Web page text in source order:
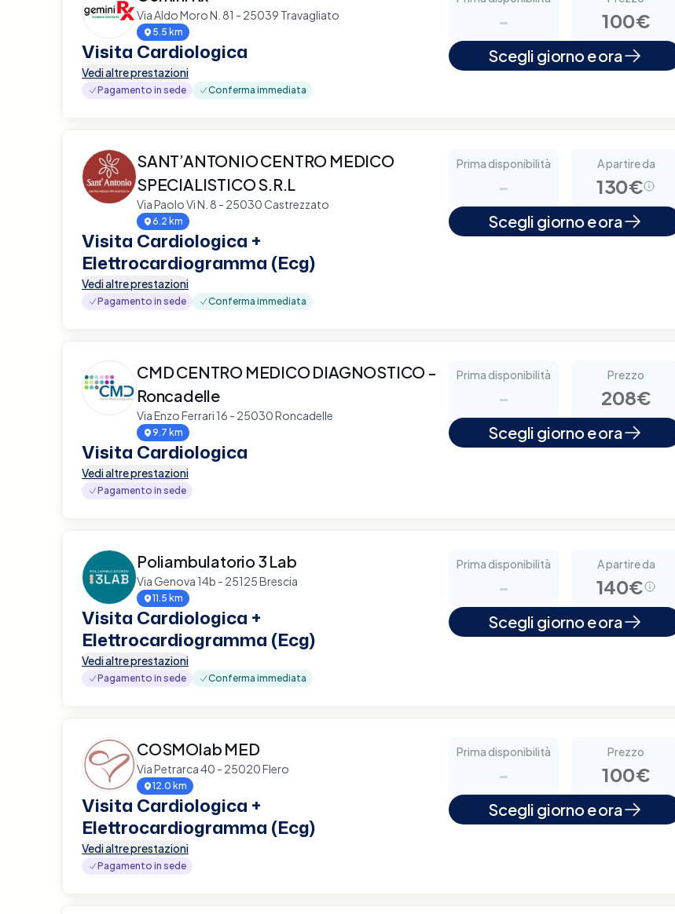
Via Aldo Moro N. 81 - 25039 Travagliato
5.5 km
Visita Cardiologica
Vedi altre prestazioni
Pagamento in sede Conferma immediata
- 100€
Scegli giorno e ora
SANT’ANTONIO CENTRO MEDICO
SPECIALISTICO S.R.L
Via Paolo Vi N. 8 - 25030 Castrezzato
6.2 km
Visita Cardiologica +
Elettrocardiogramma (Ecg)
Vedi altre prestazioni
Pagamento in sede Conferma immediata
Prima disponibilità
-
A partire da
130€
Scegli giorno e ora
CMD CENTRO MEDICO DIAGNOSTICO -
Roncadelle
Via Enzo Ferrari 16 - 25030 Roncadelle
9.7 km
Visita Cardiologica
Vedi altre prestazioni
Pagamento in sede
Prima disponibilità
-
Prezzo
208€
Scegli giorno e ora
Poliambulatorio 3 Lab
Via Genova 14b - 25125 Brescia
11.5 km
Visita Cardiologica +
Elettrocardiogramma (Ecg)
Vedi altre prestazioni
Pagamento in sede Conferma immediata
Prima disponibilità
-
A partire da
140€
Scegli giorno e ora
COSMOlab MED
Via Petrarca 40 - 25020 Flero
12.0 km
Visita Cardiologica +
Elettrocardiogramma (Ecg)
Vedi altre prestazioni
Pagamento in sede
Prima disponibilità
-
Prezzo
100€
Scegli giorno e ora